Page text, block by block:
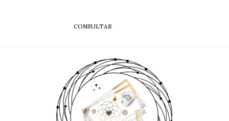
CONSULTAR